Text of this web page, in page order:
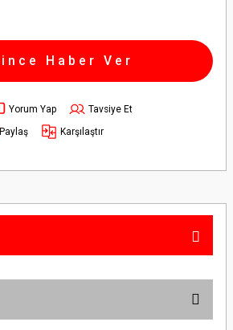
Haber Ver
Yorum Yap
Tavsiye Et
Paylaş Karşılaştır